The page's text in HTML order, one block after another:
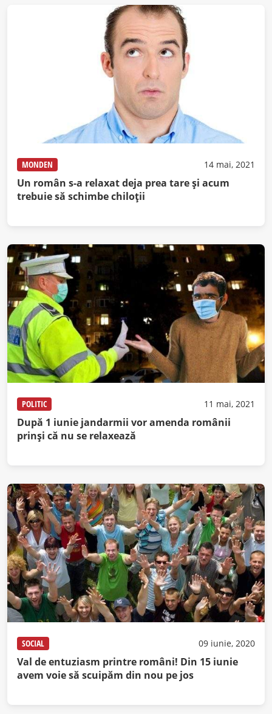
MONDEN 14 mai, 2021
Un român s-a relaxat deja prea tare și acum
trebuie să schimbe chiloții
POLITIC 11 mai, 2021
După 1 iunie jandarmii vor amenda românii
prinși că nu se relaxează
SOCIAL 09 iunie, 2020
Val de entuziasm printre români! Din 15 iunie
avem voie să scuipăm din nou pe jos